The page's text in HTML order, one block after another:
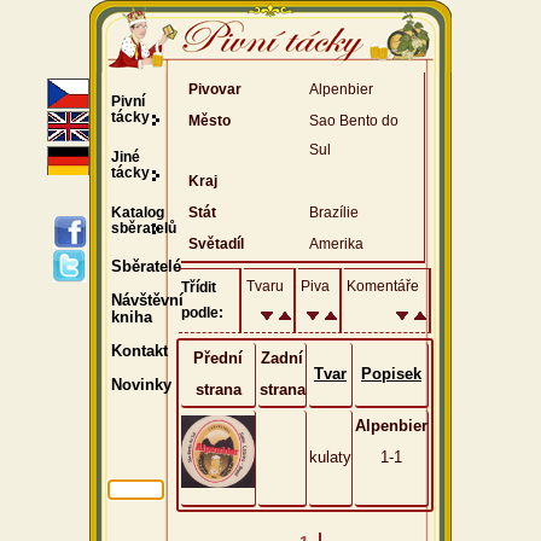
Pivovar
Alpenbier
Město
Sao Bento do
Sul
Kraj
Stát
Brazílie
Světadíl
Amerika
Třídit
podle:
Tvaru Piva Komentáře
Přední
strana
Zadní
strana
Tvar Popisek
kulaty
Alpenbier
1-1
Pivní
tácky
Jiné
tácky
Katalog
sběratelů
Sběratelé
Návštěvní
kniha
Kontakt
Novinky